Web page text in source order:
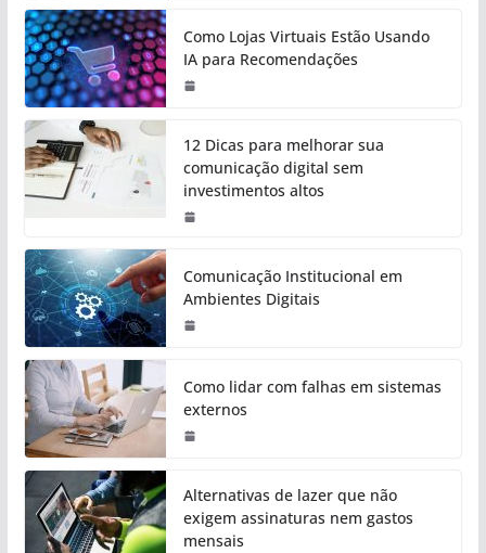
Como Lojas Virtuais Estão Usando
IA para Recomendações
12 Dicas para melhorar sua
comunicação digital sem
investimentos altos
Comunicação Institucional em
Ambientes Digitais
Como lidar com falhas em sistemas
externos
Alternativas de lazer que não
exigem assinaturas nem gastos
mensais